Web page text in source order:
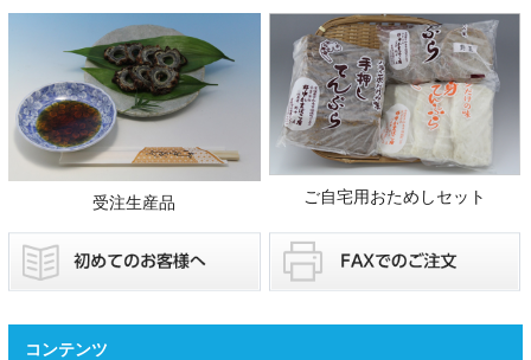
受注生産品 ご自宅用おためしセット
コンテンツ